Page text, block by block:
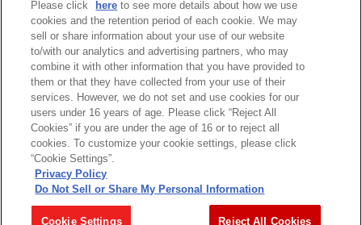
privacypolicy
Do Not Sell or Share My
Personal Information
ウェブサイトご利用条件
ソーシャルメディアポリシー
個人情報保護方針
お問い合わせ
©BANDAI
コピーライト一覧を表示する
Please click
here to see more details about how we use
cookies and the retention period of each cookie. We may
sell or share information about your use of our website
to/with our analytics and advertising partners, who may
combine it with other information that you have provided to
them or that they have collected from your use of their
services. However, we do not set and use cookies for our
users under 16 years of age. Please click “Reject All
Cookies” if you are under the age of 16 or to reject all
cookies. To customize your cookie settings, please click
“Cookie Settings”.
Privacy Policy
Do Not Sell or Share My Personal Information
Cookie Settings Reject All Cookies